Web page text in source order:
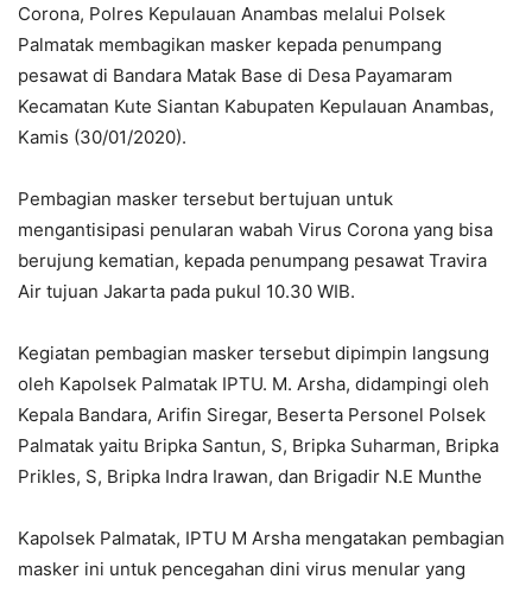
Corona, Polres Kepulauan Anambas melalui Polsek
Palmatak membagikan masker kepada penumpang
pesawat di Bandara Matak Base di Desa Payamaram
Kecamatan Kute Siantan Kabupaten Kepulauan Anambas,
Kamis (30/01/2020).
Pembagian masker tersebut bertujuan untuk
mengantisipasi penularan wabah Virus Corona yang bisa
berujung kematian, kepada penumpang pesawat Travira
Air tujuan Jakarta pada pukul 10.30 WIB.
Kegiatan pembagian masker tersebut dipimpin langsung
oleh Kapolsek Palmatak IPTU. M. Arsha, didampingi oleh
Kepala Bandara, Arifin Siregar, Beserta Personel Polsek
Palmatak yaitu Bripka Santun, S, Bripka Suharman, Bripka
Prikles, S, Bripka Indra Irawan, dan Brigadir N.E Munthe
Kapolsek Palmatak, IPTU M Arsha mengatakan pembagian
masker ini untuk pencegahan dini virus menular yang